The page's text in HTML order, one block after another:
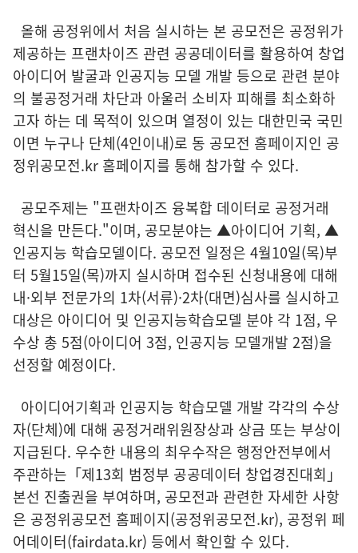
올해 공정위에서 처음 실시하는 본 공모전은 공정위가
제공하는 프랜차이즈 관련 공공데이터를 활용하여 창업
아이디어 발굴과 인공지능 모델 개발 등으로 관련 분야
의 불공정거래 차단과 아울러 소비자 피해를 최소화하
고자 하는 데 목적이 있으며 열정이 있는 대한민국 국민
이면 누구나 단체(4인이내)로 동 공모전 홈페이지인 공
정위공모전.kr 홈페이지를 통해 참가할 수 있다.
공모주제는 "프랜차이즈 융복합 데이터로 공정거래
혁신을 만든다."이며, 공모분야는 ▲아이디어 기획, ▲
인공지능 학습모델이다. 공모전 일정은 4월10일(목)부
터 5월15일(목)까지 실시하며 접수된 신청내용에 대해
내·외부 전문가의 1차(서류)·2차(대면)심사를 실시하고
대상은 아이디어 및 인공지능학습모델 분야 각 1점, 우
수상 총 5점(아이디어 3점, 인공지능 모델개발 2점)을
선정할 예정이다.
아이디어기획과 인공지능 학습모델 개발 각각의 수상
자(단체)에 대해 공정거래위원장상과 상금 또는 부상이
지급된다. 우수한 내용의 최우수작은 행정안전부에서
주관하는「제13회 범정부 공공데이터 창업경진대회」
본선 진출권을 부여하며, 공모전과 관련한 자세한 사항
은 공정위공모전 홈페이지(공정위공모전.kr), 공정위 페
어데이터(fairdata.kr) 등에서 확인할 수 있다.